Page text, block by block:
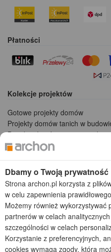
Płatności
Kolekcje projektów
Gotowe projekty domów
Projekty domów tanich w
Projekty domów szeregowych
Projekty małych domów (do 150
Projekty domów bliźniaczych
Projekty domów nowoczesnych
Projekty domów parterowych
2026 © ARCHON+ Biuro Projektów -
projekty domów - autorska pracownia
przez arch. Barbarę Mendel
Z uwagi na ciągłe doskonalenie
normą ISO 9001), prezentowane na
Dbamy o Twoją prywatność
Strona archon.pl korzysta z
w celu zapewnienia
Możemy również wykorzystywać
partnerów w celach
szczególności w celach
Korzystanie z preferencyjnych,
cookies wymaga zgody, którą